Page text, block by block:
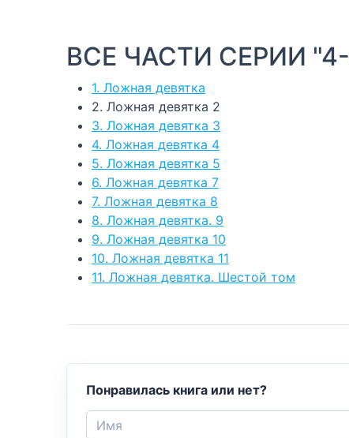
ВСЕ ЧАСТИ СЕРИИ
1. Ложная девятка
2. Ложная девятка 2
3. Ложная девятка 3
4. Ложная девятка 4
5. Ложная девятка 5
6. Ложная девятка 7
7. Ложная девятка 8
8. Ложная девятка. 9
9. Ложная девятка 10
10. Ложная девятка 11
11. Ложная девятка. Шестой том
Понравилась книга или нет?